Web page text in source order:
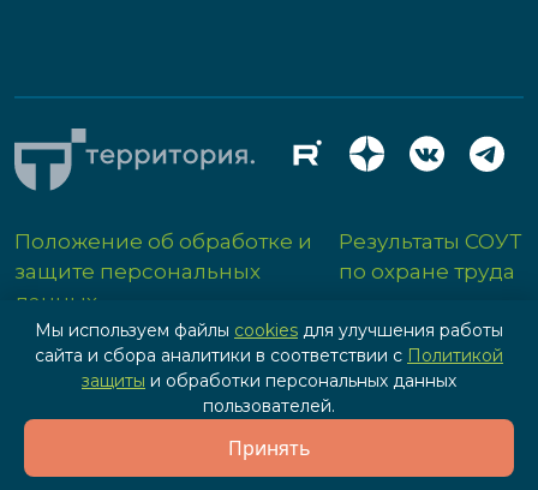
Положение об обработке и
защите персональных
данных
Результаты СОУТ
по охране труда
Разработка сайта - IPG
Мы используем файлы cookies для улучшения работы
сайта и сбора аналитики в соответствии с Политикой
защиты и обработки персональных данных
пользователей.
Принять